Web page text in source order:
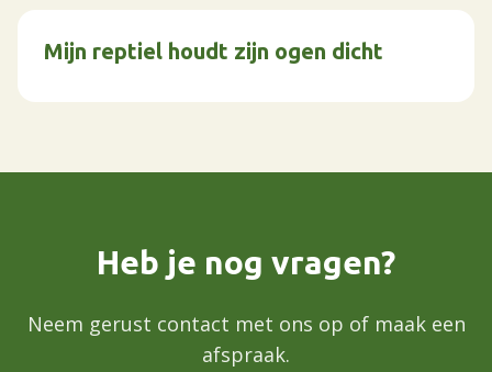
Mijn reptiel houdt zijn ogen dicht
Heb je nog vragen?
Neem gerust contact met ons op of maak een
afspraak.